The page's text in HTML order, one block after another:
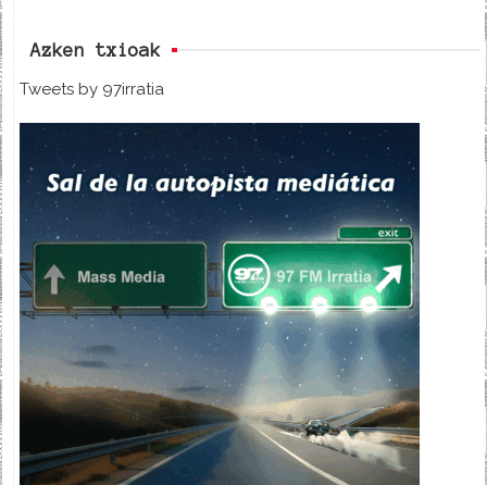
Azken txioak
Tweets by 97irratia